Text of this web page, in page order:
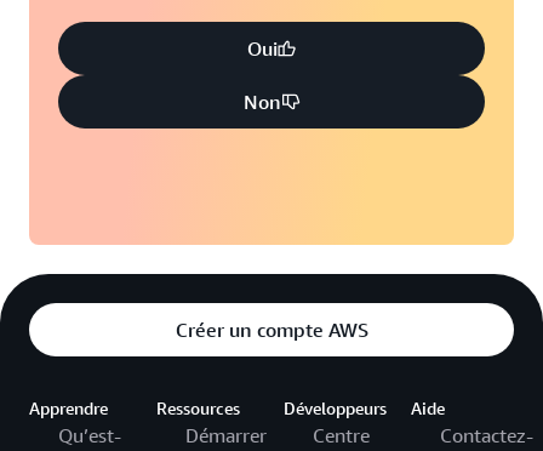
Oui
Non
Créer un compte AWS
Apprendre
Qu’est-
Ressources
Démarrer
Développeurs
Centre
Aide
Contactez-